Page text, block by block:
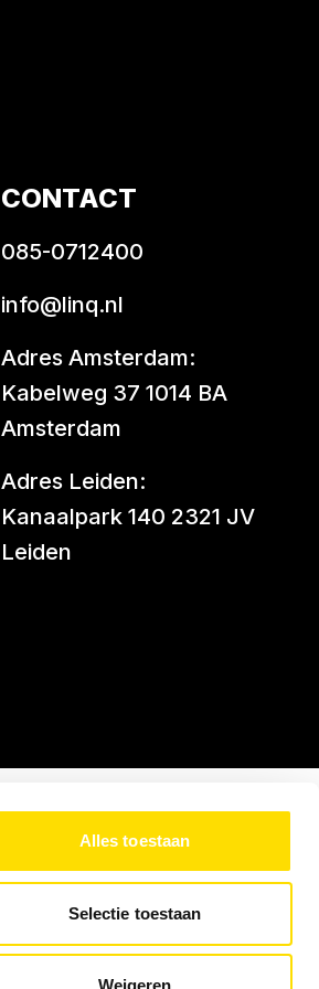
Alles toestaan
Selectie toestaan
Weigeren
CONTACT
085-0712400
info@linq.nl
Adres Amsterdam:
Kabelweg 37 1014 BA
Amsterdam
Adres Leiden:
Kanaalpark 140 2321 JV
Leiden